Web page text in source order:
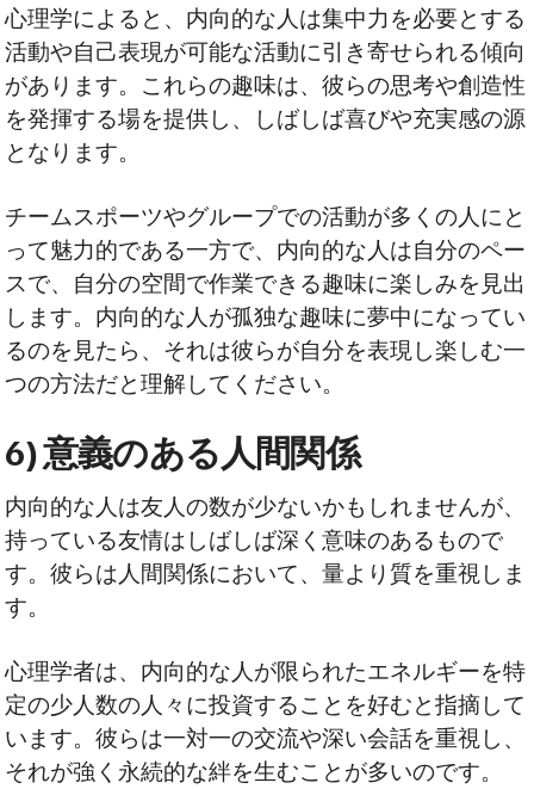
心理学によると、内向的な人は集中力を必要とする
活動や自己表現が可能な活動に引き寄せられる傾向
があります。これらの趣味は、彼らの思考や創造性
を発揮する場を提供し、しばしば喜びや充実感の源
となります。
チームスポーツやグループでの活動が多くの人にと
って魅力的である一方で、内向的な人は自分のペー
スで、自分の空間で作業できる趣味に楽しみを見出
します。内向的な人が孤独な趣味に夢中になってい
るのを見たら、それは彼らが自分を表現し楽しむ一
つの方法だと理解してください。
6) 意義のある人間関係
内向的な人は友人の数が少ないかもしれませんが、
持っている友情はしばしば深く意味のあるもので
す。彼らは人間関係において、量より質を重視しま
す。
心理学者は、内向的な人が限られたエネルギーを特
定の少人数の人々に投資することを好むと指摘して
います。彼らは一対一の交流や深い会話を重視し、
それが強く永続的な絆を生むことが多いのです。